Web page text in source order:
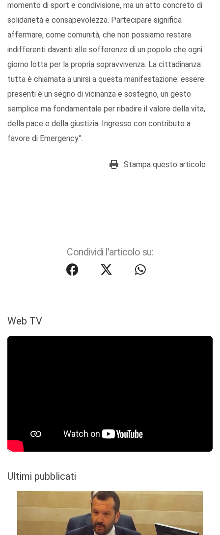
momento di sport e condivisione, ma un atto concreto di
solidarietà e consapevolezza. Partecipare significa
affermare, come comunità, che non possiamo restare
indifferenti davanti alle sofferenze di un popolo che ogni
giorno lotta per la propria sopravvivenza. La cittadinanza
tutta è chiamata a unirsi a questa manifestazione: essere
presenti è un segno di vicinanza e sostegno, un gesto
semplice ma fondamentale per ribadire il valore della vita,
della pace e della giustizia. Ingresso con contributo a
favore di Emergency”.
Stampa questo articolo
Condividi l'articolo su:
Web TV
Ultimi pubblicati